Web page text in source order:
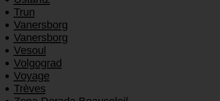
Trun
Vanersborg
Vanersborg
Vesoul
Volgograd
Voyage
Trèves